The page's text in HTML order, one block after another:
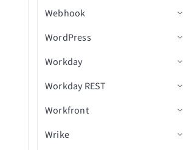
（バッチ）
作成された新規レコードの
層を取得（バッチ）
CSVファイルから失敗レコ
ポートを送信
ユーザーを更新
ユーザーを更新（バッチ）
ベンダーを更新（バッチ）
ライブラリ内のファイルメ
タデータを更新
ファイル内容を使用してフ
ァイルを更新
リスト内の行を更新
チ）
トランザクションを作成
下書き注文を削除
会話を作成
会話の目的を設定
会話のトピックを設定
カスタムSQLを使用して長
アップロード
ステージからテーブルに一
削除アクション
レプリケート
オンブレミスファイルから
行
（リアルタイム）
IDで顧客を取得
IDでオブジェクトを取得
オブジェクトを一覧表示
IDで請求書を取得
請求を検索
請求書明細を検索
削除済みレコード
新規レコード
レコードが更新済み
アクション
レコードの作成
ユーザーを作成
ビュー内のすべてのレコー
トリガー
新規カード
新規または更新されたカー
アクション
カードに色を追加
カードにコメントを追加
ボードを作成
カードを作成
コネクション設定
トリガー
受信SMS
アクション
MMSメディアを取得
IVR電話をかける
電話をかける
Webhook
ウィザードを使用してセット
イベント
WordPress
コネクション設定
トリガー
新規コメント
新規投稿作成
アクション
投稿を作成
Workday
コネクション設定
トリガー
新規/更新済みビジネスオブ
アクション
Workday REST
コネクション設定
トリガー
Workfront
コネクション設定
Wrike